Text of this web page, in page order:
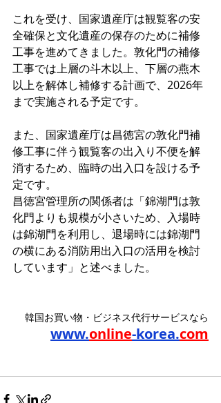
これを受け、国家遺産庁は観覧客の安
全確保と文化遺産の保存のために補修
工事を進めてきました。敦化門の補修
工事では上層の斗木以上、下層の燕木
以上を解体し補修する計画で、2026年
まで実施される予定です。
また、国家遺産庁は昌徳宮の敦化門補
修工事に伴う観覧客の出入り不便を解
消するため、臨時の出入口を設ける予
定です。
昌徳宮管理所の関係者は「錦湖門は敦
化門よりも規模が小さいため、入場時
は錦湖門を利用し、退場時には錦湖門
の横にある消防用出入口の活用を検討
しています」と述べました。
韓国お買い物・ビジネス代行サービスなら
www.online-korea.com